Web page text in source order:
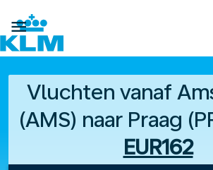

Vluchten vanaf
(AMS) naar Praag
EUR162